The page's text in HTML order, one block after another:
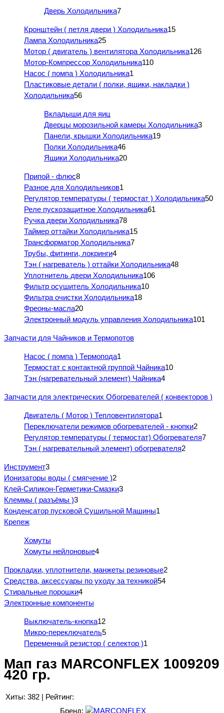
Дверь Холодильника7
Кронштейн ( петля двери ) Холодильника15
Лампа Холодильника25
Мотор ( двигатель ) вентилятора Холодильника126
Мотор-Компрессор Холодильника110
Насос ( помпа ) Холодильника1
Пластиковые детали ( полки, ящики, накладки )
Холодильника56
Вкладыши для яиц
Дверцы морозильной камеры Холодильника3
Панели, крышки Холодильника19
Полки Холодильника46
Ящики Холодильника20
Припой - флюс8
Разное для Холодильников1
Регулятор температуры ( термостат ) Холодильника50
Реле пускозащитное Холодильника61
Ручка двери Холодильника78
Таймер оттайки Холодильника15
Трансформатор Холодильника7
Трубы, фитинги, локринги4
Тэн ( нагреватель ) оттайки Холодильника48
Уплотнитель двери Холодильника106
Фильтр осушитель Холодильника10
Фильтра очистки Холодильника18
Фреоны-масла20
Электронный модуль управления Холодильника101
Запчасти для Чайников и Термопотов
Насос ( помпа ) Термопода1
Термостат с контактной группой Чайника10
Тэн (нагревательный элемент) Чайника4
Запчасти для электрических Обогревателей ( конвекторов )
Двигатель ( Мотор ) Тепловентилятора1
Переключатели режимов обогревателей - кнопки2
Регулятор температуры ( термостат) Обогревателя7
Тэн ( нагревательный элемент) обогревателя2
Инструмент3
Ионизаторы воды ( смягчение )2
Клей-Силикон-Герметики-Смазки3
Клеммы ( разъёмы )3
Конденсатор пусковой Сушильной Машины1
Крепеж
Хомуты
Хомуты нейлоновые4
Прокладки, уплотнители, манжеты резиновые2
Средства, аксессуары по уходу за техникой54
Стиральные порошки4
Электронные компоненты
Выключатель-кнопка12
Микро-переключатель5
Переменный резистор ( селектор )1
Мап газ MARCONFLEX 1009209
420 гр.
Хиты: 382 | Рейтинг:
Бренд: